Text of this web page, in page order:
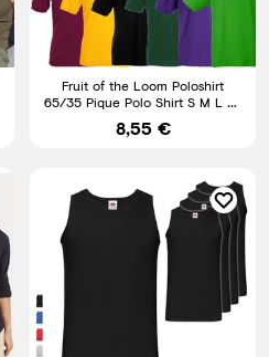
Fruit of the Loom Poloshirt
65/35 Pique Polo Shirt S M L XL
XXL 3XL 4XL 5XL
8,55 €